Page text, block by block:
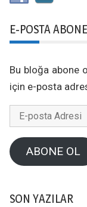
E-POSTA
Bu bloğa abone
için e-posta
posta
AdresiABONE OL
SON YAZILAR